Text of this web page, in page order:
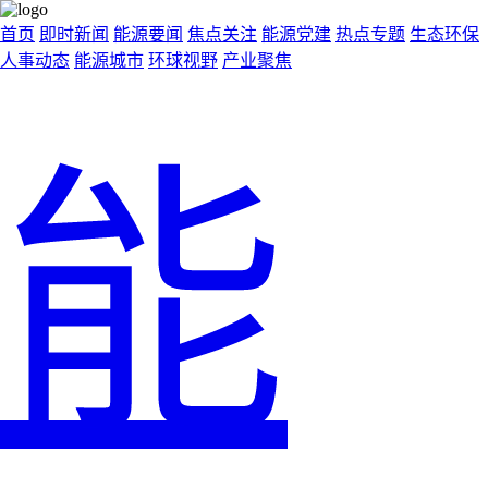
首页 即时新闻 能源要闻 焦点关注 能源党建 热点专题 生态环保
人事动态 能源城市 环球视野 产业聚焦
能